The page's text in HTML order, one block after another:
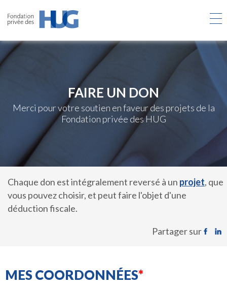
contenu
FAIRE UN DON
Merci pour votre soutien en faveur des projets de la
Fondation privée des HUG
Chaque don est intégralement reversé à un projet, que
vous pouvez choisir, et peut faire l'objet d'une
déduction fiscale.
Partager sur
MES COORDONNÉES